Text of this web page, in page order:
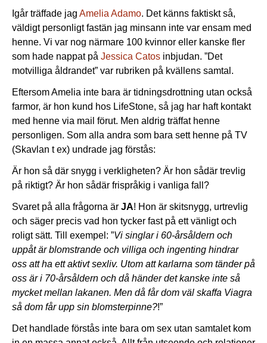
Igår träffade jag Amelia Adamo. Det känns faktiskt så,
väldigt personligt fastän jag minsann inte var ensam med
henne. Vi var nog närmare 100 kvinnor eller kanske fler
som hade nappat på Jessica Catos inbjudan. ”Det
motvilliga åldrandet” var rubriken på kvällens samtal.
Eftersom Amelia inte bara är tidningsdrottning utan också
farmor, är hon kund hos LifeStone, så jag har haft kontakt
med henne via mail förut. Men aldrig träffat henne
personligen. Som alla andra som bara sett henne på TV
(Skavlan t ex) undrade jag förstås:
Är hon så där snygg i verkligheten? Är hon sådär trevlig
på riktigt? Är hon sådär frispråkig i vanliga fall?
Svaret på alla frågorna är JA! Hon är skitsnygg, urtrevlig
och säger precis vad hon tycker fast på ett vänligt och
roligt sätt. Till exempel: ”Vi singlar i 60-årsåldern och
uppåt är blomstrande och villiga och ingenting hindrar
oss att ha ett aktivt sexliv. Utom att karlarna som tänder på
oss är i 70-årsåldern och då händer det kanske inte så
mycket mellan lakanen. Men då får dom väl skaffa Viagra
så dom får upp sin blomsterpinne?!”
Det handlade förstås inte bara om sex utan samtalet kom